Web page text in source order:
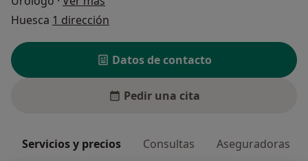
Huesca 1 dirección
Datos de contacto
Pedir una cita
Servicios y precios Consultas Aseguradoras